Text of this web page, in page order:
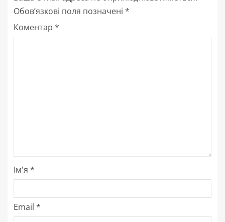
Обов’язкові поля позначені *
Коментар *
Ім'я *
Email *